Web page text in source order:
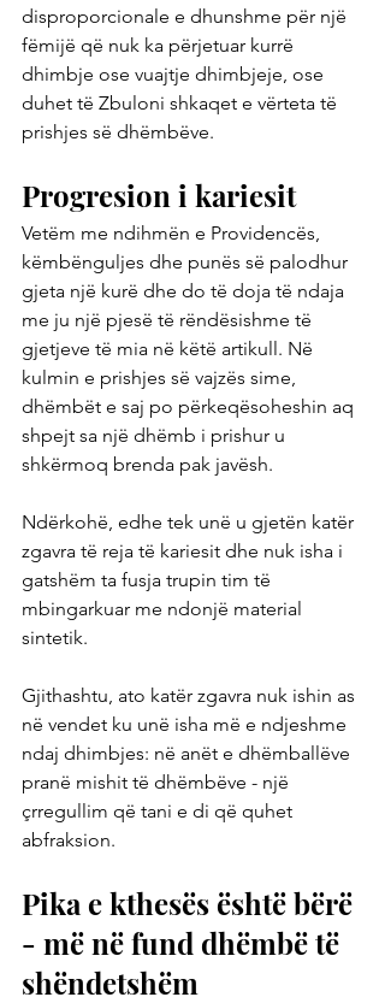
disproporcionale e dhunshme për një
fëmijë që nuk ka përjetuar kurrë
dhimbje ose vuajtje dhimbjeje, ose
duhet të Zbuloni shkaqet e vërteta të
prishjes së dhëmbëve.
Progresion i kariesit
Vetëm me ndihmën e Providencës,
këmbënguljes dhe punës së palodhur
gjeta një kurë dhe do të doja të ndaja
me ju një pjesë të rëndësishme të
gjetjeve të mia në këtë artikull. Në
kulmin e prishjes së vajzës sime,
dhëmbët e saj po përkeqësoheshin aq
shpejt sa një dhëmb i prishur u
shkërmoq brenda pak javësh.
Ndërkohë, edhe tek unë u gjetën katër
zgavra të reja të kariesit dhe nuk isha i
gatshëm ta fusja trupin tim të
mbingarkuar me ndonjë material
sintetik.
Gjithashtu, ato katër zgavra nuk ishin as
në vendet ku unë isha më e ndjeshme
ndaj dhimbjes: në anët e dhëmballëve
pranë mishit të dhëmbëve - një
çrregullim që tani e di që quhet
abfraksion.
Pika e kthesës është bërë
- më në fund dhëmbë të
shëndetshëm